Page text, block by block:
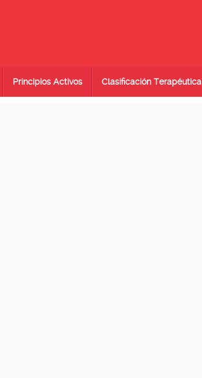
Principios Activos Clasificación Terapéutica